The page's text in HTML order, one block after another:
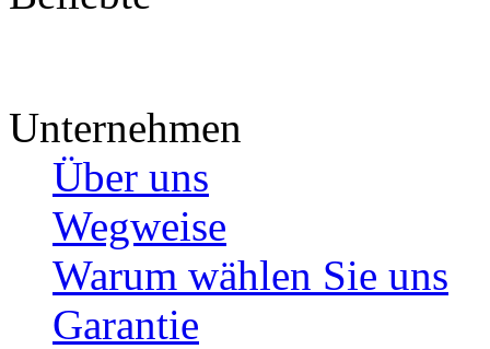
Unternehmen
Über uns
Wegweise
Warum wählen Sie uns
Garantie